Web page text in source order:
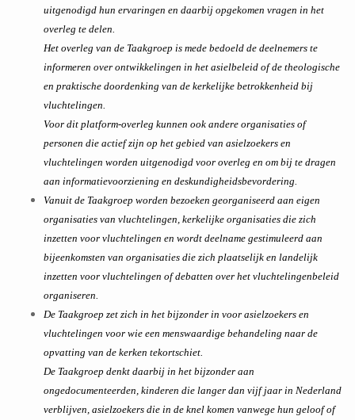
uitgenodigd hun ervaringen en daarbij opgekomen vragen in het
overleg te delen.
Het overleg van de Taakgroep is mede bedoeld de deelnemers te
informeren over ontwikkelingen in het asielbeleid of de theologische
en praktische doordenking van de kerkelijke betrokkenheid bij
vluchtelingen.
Voor dit platform-overleg kunnen ook andere organisaties of
personen die actief zijn op het gebied van asielzoekers en
vluchtelingen worden uitgenodigd voor overleg en om bij te dragen
aan informatievoorziening en deskundigheidsbevordering.
Vanuit de Taakgroep worden bezoeken georganiseerd aan eigen
organisaties van vluchtelingen, kerkelijke organisaties die zich
inzetten voor vluchtelingen en wordt deelname gestimuleerd aan
bijeenkomsten van organisaties die zich plaatselijk en landelijk
inzetten voor vluchtelingen of debatten over het vluchtelingenbeleid
organiseren.
De Taakgroep zet zich in het bijzonder in voor asielzoekers en
vluchtelingen voor wie een menswaardige behandeling naar de
opvatting van de kerken tekortschiet.
De Taakgroep denkt daarbij in het bijzonder aan
ongedocumenteerden, kinderen die langer dan vijf jaar in Nederland
verblijven, asielzoekers die in de knel komen vanwege hun geloof of